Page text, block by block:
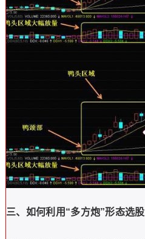
三、如何利用“多方炮”形态选股